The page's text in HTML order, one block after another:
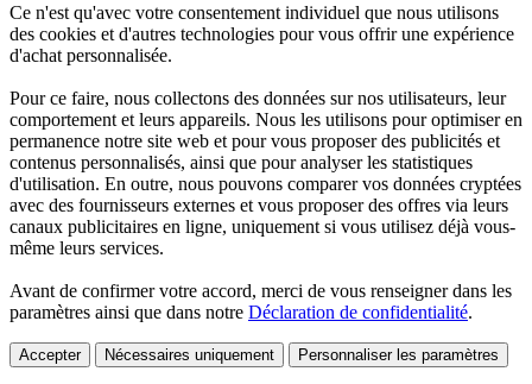
Ce n'est qu'avec votre consentement individuel que nous utilisons
des cookies et d'autres technologies pour vous offrir une expérience
d'achat personnalisée.
Pour ce faire, nous collectons des données sur nos utilisateurs, leur
comportement et leurs appareils. Nous les utilisons pour optimiser en
permanence notre site web et pour vous proposer des publicités et
contenus personnalisés, ainsi que pour analyser les statistiques
d'utilisation. En outre, nous pouvons comparer vos données cryptées
avec des fournisseurs externes et vous proposer des offres via leurs
canaux publicitaires en ligne, uniquement si vous utilisez déjà vous-
même leurs services.
Avant de confirmer votre accord, merci de vous renseigner dans les
paramètres ainsi que dans notre Déclaration de confidentialité.
Accepter Nécessaires uniquement Personnaliser les paramètres